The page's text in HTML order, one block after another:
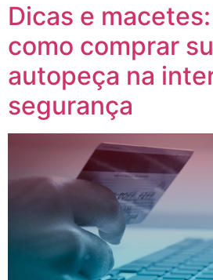
Dicas e
como comprar
autopeça na
segurança